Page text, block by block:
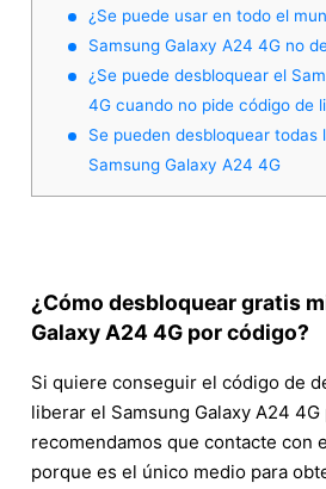
¿Se puede usar en todo el
Samsung Galaxy A24 4G no
¿Se puede desbloquear el
4G cuando no pide código de
Se pueden desbloquear todas
Samsung Galaxy A24 4G
¿Cómo desbloquear gratis
Galaxy A24 4G por código?
Si quiere conseguir el código de
liberar el Samsung Galaxy A24 4G
recomendamos que contacte con
porque es el único medio para